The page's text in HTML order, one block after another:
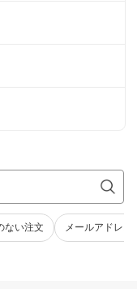
ない注文 メールアドレス